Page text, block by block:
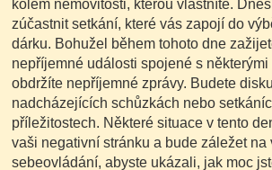
kolem nemovitosti, kterou vlastníte.
zúčastnit setkání, které vás zapojí do
dárku. Bohužel během tohoto dne
nepříjemné události spojené s
obdržíte nepříjemné zprávy. Budete
nadcházejících schůzkách nebo
příležitostech. Některé situace v tento
vaši negativní stránku a bude záležet na
sebeovládání, abyste ukázali, jak moc